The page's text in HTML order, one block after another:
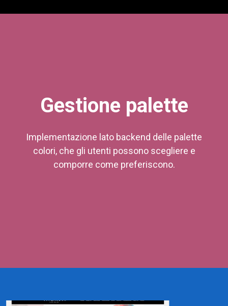
Gestione palette
Implementazione lato backend delle palette
colori, che gli utenti possono scegliere e
comporre come preferiscono.